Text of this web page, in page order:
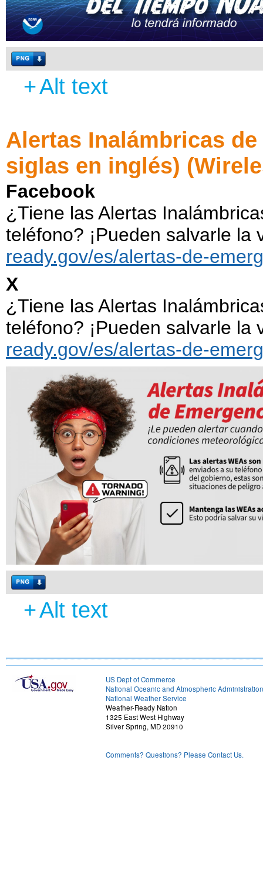
+Alt text
Alertas Inalámbricas
siglas en inglés)
Facebook
¿Tiene las Alertas
teléfono? ¡Pueden salvarle la
ready.gov/es/alertas-de-
X
¿Tiene las Alertas
teléfono? ¡Pueden salvarle la
ready.gov/es/alertas-de-
+Alt text
US Dept of Commerce
National Oceanic and Atmospheric Administration
National Weather Service
Weather-Ready Nation
1325 East West Highway
Silver Spring, MD 20910
Comments? Questions? Please Contact Us.